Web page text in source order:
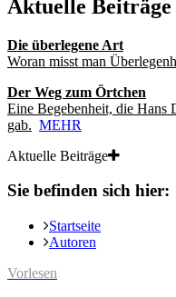
Aktuelle Beiträge
Die überlegene Art
Woran misst man
Der Weg zum Örtchen
Eine Begebenheit, die Hans
gab. MEHR
Aktuelle Beiträge
Sie befinden sich hier:
Startseite
Autoren
Vorlesen